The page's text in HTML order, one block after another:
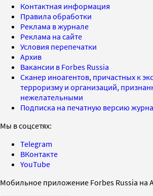
Контактная информация
Правила обработки
Реклама в журнале
Реклама на сайте
Условия перепечатки
Архив
Вакансии в Forbes Russia
Сканер иноагентов, причастных к
терроризму и организаций,
нежелательными
Подписка на печатную версию
Мы в соцсетях:
Telegram
ВКонтакте
YouTube
Мобильное приложение Forbes Russia на